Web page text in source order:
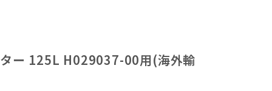
ー 125L H029037-00用(海外輸